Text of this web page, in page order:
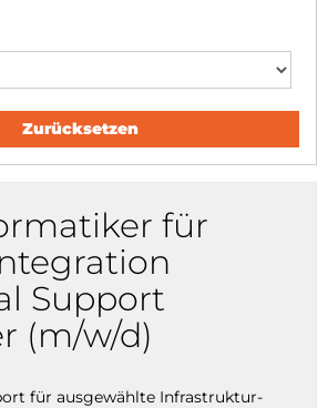
Zurücksetzen
für
Support
(m/w/d)
für ausgewählte Infrastruktur-